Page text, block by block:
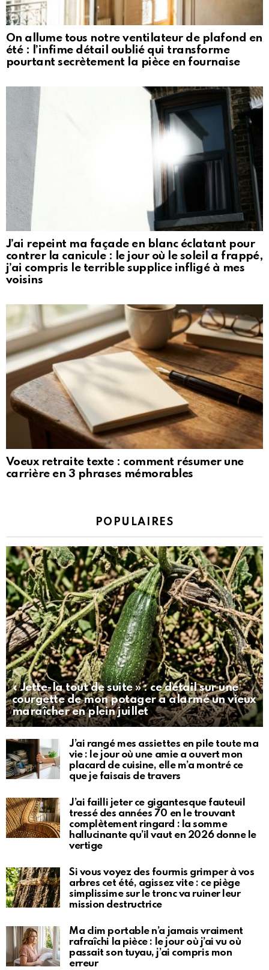
On allume tous notre ventilateur de plafond en
été : l’infime détail oublié qui transforme
pourtant secrètement la pièce en fournaise
J’ai repeint ma façade en blanc éclatant pour
contrer la canicule : le jour où le soleil a frappé,
j’ai compris le terrible supplice infligé à mes
voisins
Voeux retraite texte : comment résumer une
carrière en 3 phrases mémorables
POPULAIRES
« Jette-la tout de suite » : ce détail sur une
courgette de mon potager a alarmé un vieux
maraîcher en plein juillet
J’ai rangé mes assiettes en pile toute ma
vie : le jour où une amie a ouvert mon
placard de cuisine, elle m’a montré ce
que je faisais de travers
J’ai failli jeter ce gigantesque fauteuil
tressé des années 70 en le trouvant
complètement ringard : la somme
hallucinante qu’il vaut en 2026 donne le
vertige
Si vous voyez des fourmis grimper à vos
arbres cet été, agissez vite : ce piège
simplissime sur le tronc va ruiner leur
mission destructrice
Ma clim portable n’a jamais vraiment
rafraîchi la pièce : le jour où j’ai vu où
passait son tuyau, j’ai compris mon
erreur